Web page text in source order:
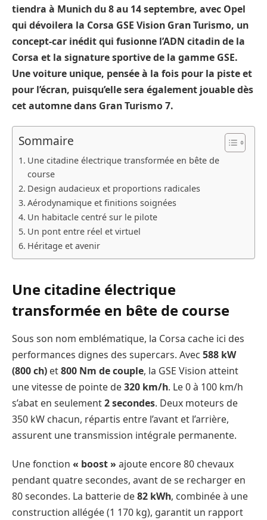
tiendra à Munich du 8 au 14 septembre, avec Opel
qui dévoilera la Corsa GSE Vision Gran Turismo, un
concept-car inédit qui fusionne l’ADN citadin de la
Corsa et la signature sportive de la gamme GSE.
Une voiture unique, pensée à la fois pour la piste et
pour l’écran, puisqu’elle sera également jouable dès
cet automne dans Gran Turismo 7.
Sommaire
Une citadine électrique transformée en bête de
course
Design audacieux et proportions radicales
Aérodynamique et finitions soignées
Un habitacle centré sur le pilote
Un pont entre réel et virtuel
Héritage et avenir
Une citadine électrique
transformée en bête de course
Sous son nom emblématique, la Corsa cache ici des
performances dignes des supercars. Avec 588 kW
(800 ch) et800 Nm de couple, la GSE Vision atteint
une vitesse de pointe de320 km/h. Le 0 à 100 km/h
s’abat en seulement2 secondes. Deux moteurs de
350 kW chacun, répartis entre l’avant et l’arrière,
assurent une transmission intégrale permanente.
Une fonction « boost » ajoute encore 80 chevaux
pendant quatre secondes, avant de se recharger en
80 secondes. La batterie de82 kWh, combinée à une
construction allégée (1 170 kg), garantit un rapport